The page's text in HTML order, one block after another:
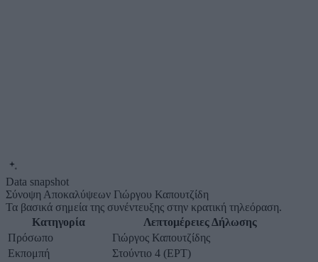
Data snapshot
Σύνοψη Αποκαλύψεων Γιώργου Καπουτζίδη
Τα βασικά σημεία της συνέντευξης στην κρατική τηλεόραση.
Κατηγορία
Λεπτομέρειες Δήλωσης
Πρόσωπο
Γιώργος Καπουτζίδης
Εκπομπή
Στούντιο 4 (ΕΡΤ)